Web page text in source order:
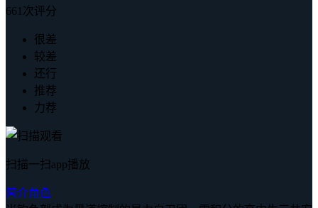
661次评分
很差
较差
还行
推荐
力荐
扫描一扫app播放
简介角色